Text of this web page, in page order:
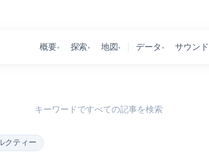
概要▾ 探索▾ 地図 ▾ データ ▾ サウン
キーワードですべての記事を検索
クティー